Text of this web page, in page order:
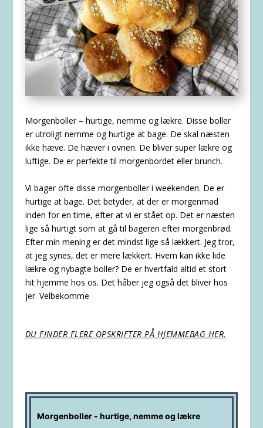
Morgenboller – hurtige, nemme og lækre. Disse boller
er utroligt nemme og hurtige at bage. De skal næsten
ikke hæve. De hæver i ovnen. De bliver super lækre og
luftige. De er perfekte til morgenbordet eller brunch.
Vi bager ofte disse morgenboller i weekenden. De er
hurtige at bage. Det betyder, at der er morgenmad
inden for en time, efter at vi er stået op. Det er næsten
lige så hurtigt som at gå til bageren efter morgenbrød.
Efter min mening er det mindst lige så lækkert. Jeg tror,
at jeg synes, det er mere lækkert. Hvem kan ikke lide
lækre og nybagte boller? De er hvertfald altid et stort
hit hjemme hos os. Det håber jeg også det bliver hos
jer. Velbekomme
DU FINDER FLERE OPSKRIFTER PÅ HJEMMEBAG HER.
Morgenboller - hurtige, nemme og lækre